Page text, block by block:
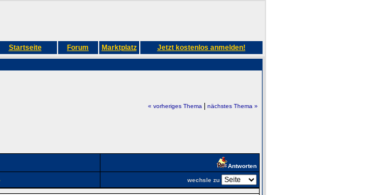
Startseite Forum Marktplatz Jetzt kostenlos anmelden!
« vorheriges Thema| nächstes Thema »
Antworten
wechsle zu